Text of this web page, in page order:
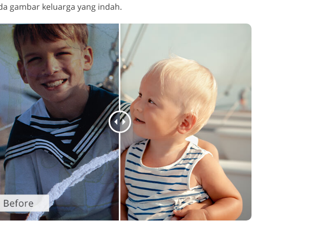
gambar keluarga yang indah.